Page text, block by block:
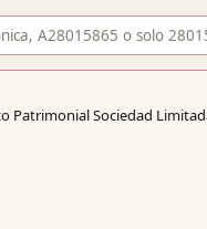
por nombre o
Patrimonial Sociedad